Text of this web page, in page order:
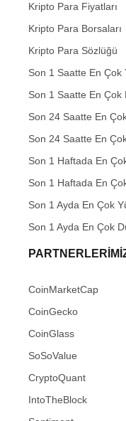
Kripto Para Fiyatları
Kripto Para Borsaları
Kripto Para Sözlüğü
Son 1 Saatte En Çok
Son 1 Saatte En Çok
Son 24 Saatte En
Son 24 Saatte En
Son 1 Haftada En
Son 1 Haftada En
Son 1 Ayda En Çok
Son 1 Ayda En Çok
CoinMarketCap
CoinGecko
CoinGlass
SoSoValue
CryptoQuant
IntoTheBlock